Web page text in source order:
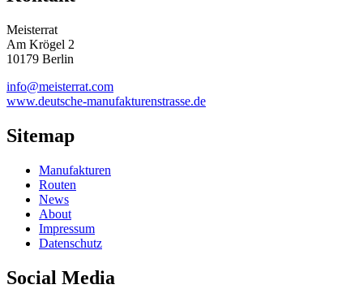
Meisterrat
Am Krögel 2
10179 Berlin
info@meisterrat.com
www.deutsche-manufakturenstrasse.de
Sitemap
Manufakturen
Routen
News
About
Impressum
Datenschutz
Social Media